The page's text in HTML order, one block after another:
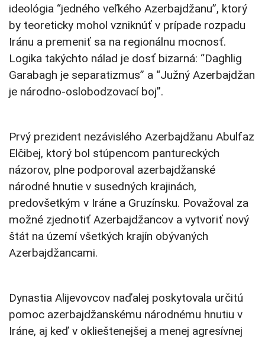
ideológia “jedného veľkého Azerbajdžanu”, ktorý
by teoreticky mohol vzniknúť v prípade rozpadu
Iránu a premeniť sa na regionálnu mocnosť.
Logika takýchto nálad je dosť bizarná: “Daghlig
Garabagh je separatizmus” a “Južný Azerbajdžan
je národno-oslobodzovací boj”.
Prvý prezident nezávislého Azerbajdžanu Abulfaz
Elčibej, ktorý bol stúpencom pantureckých
názorov, plne podporoval azerbajdžanské
národné hnutie v susedných krajinách,
predovšetkým v Iráne a Gruzínsku. Považoval za
možné zjednotiť Azerbajdžancov a vytvoriť nový
štát na území všetkých krajín obývaných
Azerbajdžancami.
Dynastia Alijevovcov naďalej poskytovala určitú
pomoc azerbajdžanskému národnému hnutiu v
Iráne, aj keď v oklieštenejšej a menej agresívnej